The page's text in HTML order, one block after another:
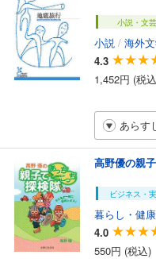
小説・文芸
小説 / 海外
4.3
1,452円 (税
あらす
高野優の親
ビジネス・
暮らし・健
4.0
550円 (税込)